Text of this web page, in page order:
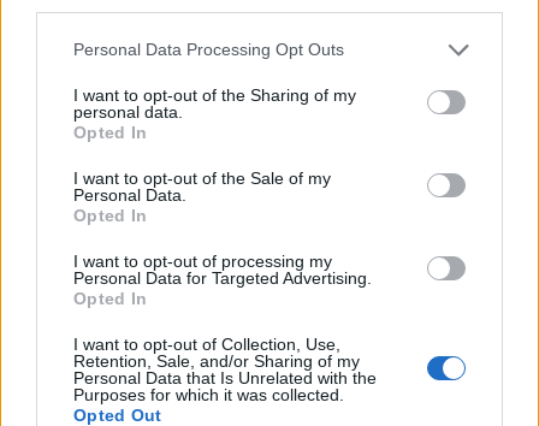
Personal Data Processing Opt Outs
I want to opt-out of the Sharing of my
personal data.
Opted In
I want to opt-out of the Sale of my
Personal Data.
Opted In
I want to opt-out of processing my
Personal Data for Targeted Advertising.
Opted In
I want to opt-out of Collection, Use,
Retention, Sale, and/or Sharing of my
Personal Data that Is Unrelated with the
Purposes for which it was collected.
Opted Out
Komentarai
Rašyti komentarą
Komentaras